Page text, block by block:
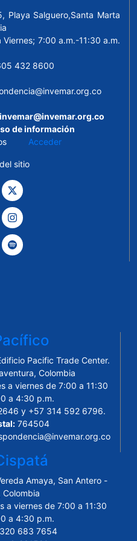
Playa Salguero,Santa Marta
7:00 a.m.-11:30 a.m.
432 8600
de información
Acceder
sitio
Pacific Trade Center.
Colombia
a viernes de 7:00 a 11:30
a 4:30 p.m.
y +57 314 592 6796.
764504
Amaya, San Antero -
a viernes de 7:00 a 11:30
a 4:30 p.m.
683 7654